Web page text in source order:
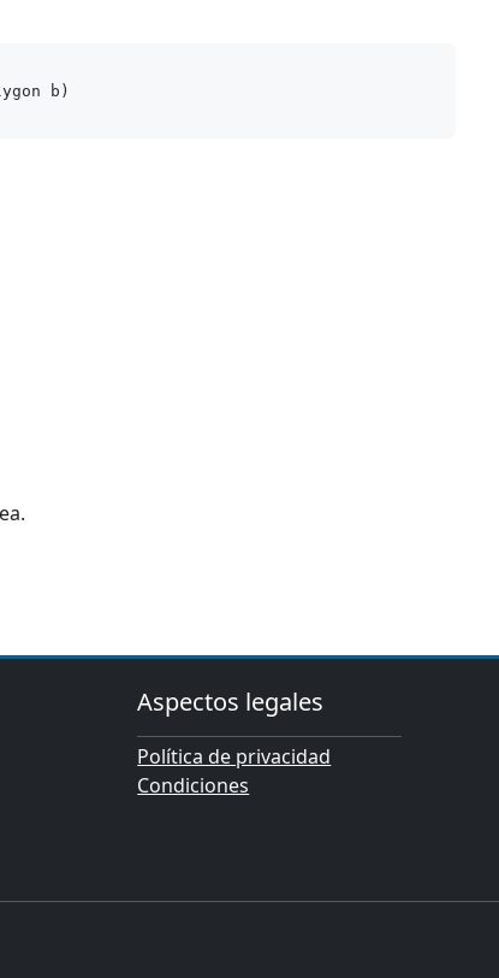
b
Aspectos legales
Política de privacidad
Condiciones